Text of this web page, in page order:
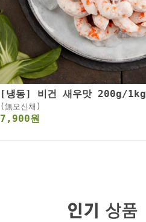
[냉동] 비건 새우맛 200g/1kg
(無오신채)
7,900원